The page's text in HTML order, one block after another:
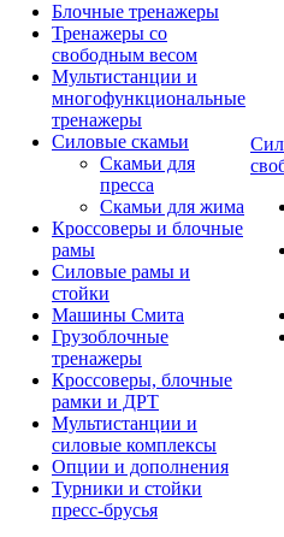
Блочные тренажеры
Тренажеры со
свободным весом
Мультистанции и
многофункциональные
тренажеры
Силовые скамьи
Скамьи для
пресса
Скамьи для жима
Кроссоверы и блочные
рамы
Силовые рамы и
стойки
Машины Смита
Грузоблочные
тренажеры
Кроссоверы, блочные
рамки и ДРТ
Мультистанции и
силовые комплексы
Опции и дополнения
Турники и стойки
пресс-брусья